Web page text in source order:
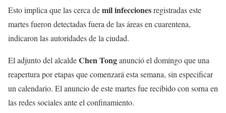
Esto implica que las cerca demil infeccionesregistradas este
martes fueron detectadas fuera de las áreas en cuarentena,
indicaron las autoridades de la ciudad.
El adjunto del alcaldeChen Tonganunció el domingo que una
reapertura por etapas que comenzará esta semana, sin especificar
un calendario. El anuncio de este martes fue recibido con sorna en
las redes sociales ante el confinamiento.